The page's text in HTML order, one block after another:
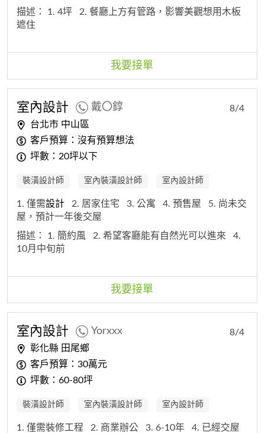
描述： 1. 4坪
2. 餐廳上方有管路，影響美觀想用木板
遮住
我要接單
室內設計 戴〇錞
台北市 中山區
客戶預算：沒有預算想法
坪數：20坪以下
8/4
裝潢設計師 室內裝潢設計師 室內設計師
1. 僅需設計 2. 居家住宅 3. 公寓 4. 預售屋
5. 尚未交
屋，預計一年後交屋
描述： 1. 簡約風 2. 希望客廳能有自然光可以進來
4.
10月中旬前
我要接單
室內設計 Yorxxx
彰化縣 田尾鄉
客戶預算：30萬元
坪數：60-80坪
8/4
裝潢設計師 室內裝潢設計師 室內設計師
1. 僅需裝修工程 2. 商業辦公 3. 6-10年
4. 已經交屋